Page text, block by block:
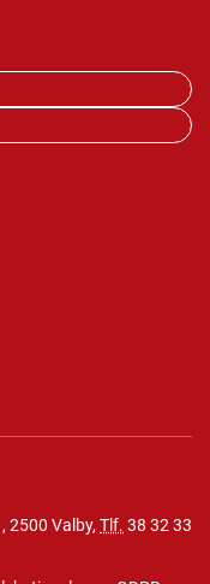
2500 Valby, Tlf. 38 32 33